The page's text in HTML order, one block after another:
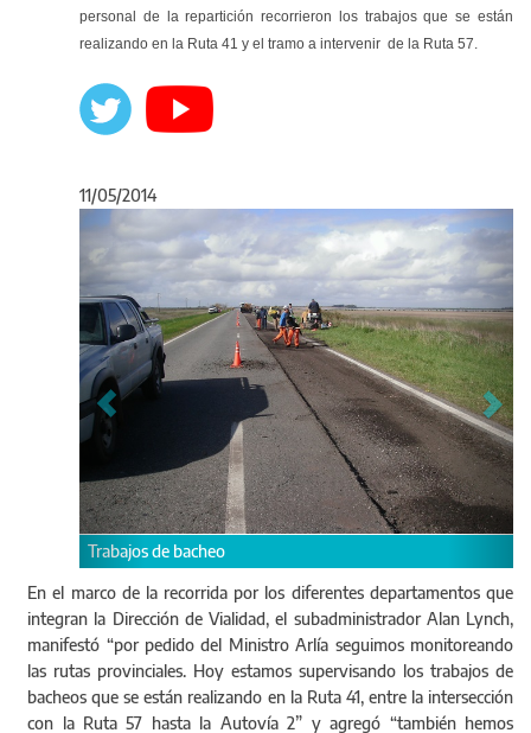
personal de la repartición recorrieron los trabajos que se están
realizando en la Ruta 41 y el tramo a intervenir de la Ruta 57.
11/05/2014
Anterior
En el marco de la recorrida por los diferentes departamentos que
integran la Dirección de Vialidad, el subadministrador Alan Lynch,
manifestó “por pedido del Ministro Arlía seguimos monitoreando
las rutas provinciales. Hoy estamos supervisando los trabajos de
bacheos que se están realizando en la Ruta 41, entre la intersección
con la Ruta 57 hasta la Autovía 2” y agregó “también hemos